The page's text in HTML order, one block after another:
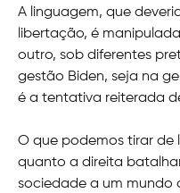
A linguagem, que
libertação, é
outro, sob diferentes
gestão Biden, seja na
é a tentativa reiterada
O que podemos tirar de
quanto a direita
sociedade a um